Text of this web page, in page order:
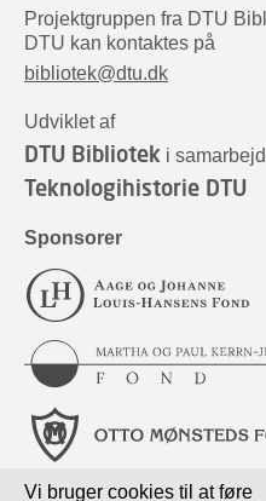
Projektgruppen fra DTU
DTU kan kontaktes på
bibliotek@dtu.dk
Udviklet af
DTU Bibliotek i
Teknologihistorie DTU
Sponsorer
Vi bruger cookies til at føre